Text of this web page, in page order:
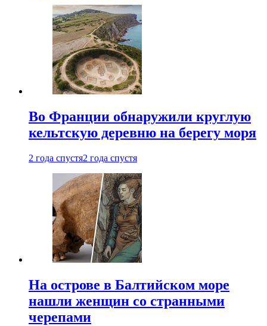
Во Франции обнаружили круглую
кельтскую деревню на берегу моря
2 года спустя2 года спустя
На острове в Балтийском море
нашли женщин со странными
черепами